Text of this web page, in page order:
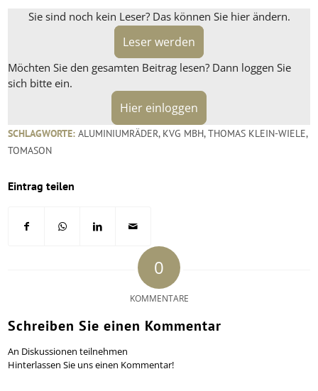
Sie sind noch kein Leser? Das können Sie hier ändern.
Leser werden
Möchten Sie den gesamten Beitrag lesen? Dann loggen Sie
sich bitte ein.
Hier einloggen
SCHLAGWORTE: ALUMINIUMRÄDER, KVG MBH,THOMAS KLEIN-WIELE,
TOMASON
Eintrag teilen
0
KOMMENTARE
Schreiben Sie einen Kommentar
An Diskussionen teilnehmen
Hinterlassen Sie uns einen Kommentar!